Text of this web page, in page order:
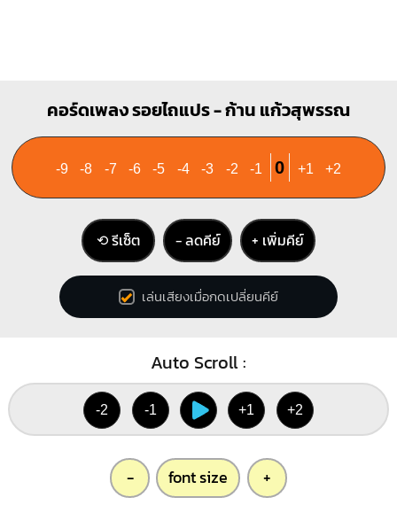
คอร์ดเพลง รอยไถแปร - ก้าน แก้วสุพรรณ
-9 -8 -7 -6 -5 -4 -3 -2 -1 0 +1 +2
⟲ รีเซ็ต − ลดคีย์ + เพิ่มคีย์
เล่นเสียงเมื่อกดเปลี่ยนคีย์
Auto Scroll :
-2 -1 +1 +2
- font size +